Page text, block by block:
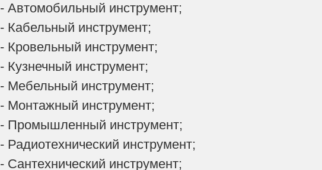
- Автомобильный инструмент;
- Кабельный инструмент;
- Кровельный инструмент;
- Кузнечный инструмент;
- Мебельный инструмент;
- Монтажный инструмент;
- Промышленный инструмент;
- Радиотехнический инструмент;
- Сантехнический инструмент;